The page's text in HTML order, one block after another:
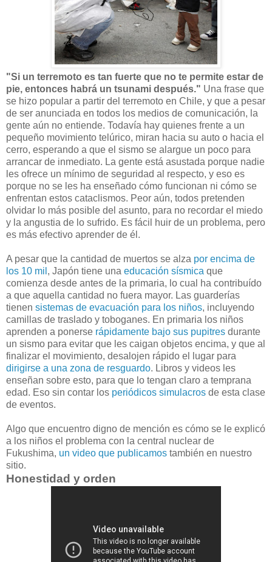
"Si un terremoto es tan fuerte que no te permite estar de
pie, entonces habrá un tsunami después." Una frase que
se hizo popular a partir del terremoto en Chile, y que a pesar
de ser anunciada en todos los medios de comunicación, la
gente aún no entiende. Todavía hay quienes frente a un
pequeño movimiento telúrico, miran hacia su auto o hacia el
cerro, esperando a que el sismo se alargue un poco para
arrancar de inmediato. La gente está asustada porque nadie
les ofrece un mínimo de seguridad al respecto, y eso es
porque no se les ha enseñado cómo funcionan ni cómo se
enfrentan estos cataclismos. Peor aún, todos pretenden
olvidar lo más posible del asunto, para no recordar el miedo
y la angustia de lo sufrido. Es fácil huir de un problema, pero
es más efectivo aprender de él.
A pesar que la cantidad de muertos se alza por encima de
los 10 mil , Japón tiene una educación sísmica que
comienza desde antes de la primaria, lo cual ha contribuído
a que aquella cantidad no fuera mayor. Las guarderías
tienen sistemas de evacuación para los niños, incluyendo
camillas de traslado y toboganes. En primaria los niños
aprenden a ponerse rápidamente bajo sus pupitres durante
un sismo para evitar que les caigan objetos encima, y que al
finalizar el movimiento, desalojen rápido el lugar para
dirigirse a una zona de resguardo. Libros y videos les
enseñan sobre esto, para que lo tengan claro a temprana
edad. Eso sin contar los periódicos simulacros de esta clase
de eventos.
Algo que encuentro digno de mención es cómo se le explicó
a los niños el problema con la central nuclear de
Fukushima, un video que publicamos también en nuestro
sitio.
Honestidad y orden